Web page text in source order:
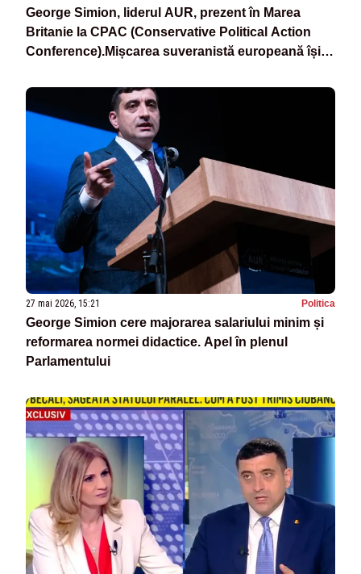
George Simion, liderul AUR, prezent în Marea
Britanie la CPAC (Conservative Political Action
Conference).Mișcarea suveranistă europeană își
27 mai 2026, 15:21 Politica
George Simion cere majorarea salariului minim și
reformarea normei didactice. Apel în plenul
Parlamentului